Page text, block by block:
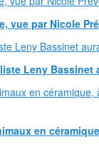
vue par Nicole
Leny Bassinet
en